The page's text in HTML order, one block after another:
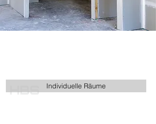
Individuelle Räume